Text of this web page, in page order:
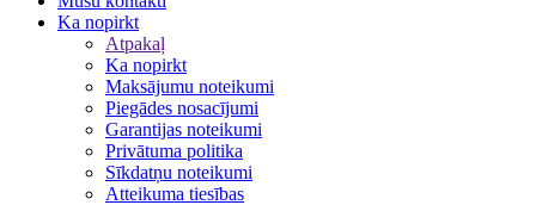
Ka nopirkt
Atpakaļ
Ka nopirkt
Maksājumu noteikumi
Piegādes nosacījumi
Garantijas noteikumi
Privātuma politika
Sīkdatņu noteikumi
Atteikuma tiesības